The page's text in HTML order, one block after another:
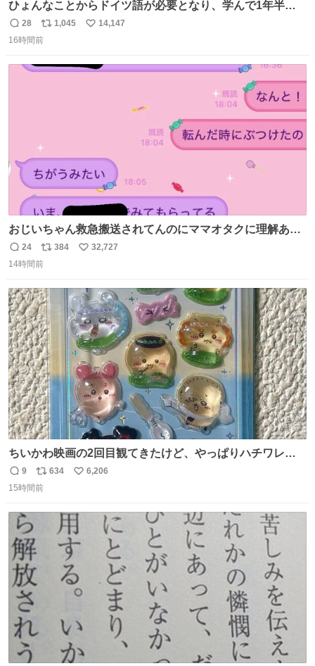
ひょんなことからドイツ語が必要となり、学んで1年半に
なる。 ちなみに最初の半年で『必携ドイツ文法総まとめ』
と『重要単語4000』を数十周して丸暗記した。読み書きに
Geminiの添削もエラーの指摘は激減し、上級の表現を教え
返
信
28
リ
ポ
ト
1,045
い
数
14,147
16時間前
おじいちゃん救急搬送されてんのにママオタクに理解あっ
て不謹慎だけどウケる
返
信
24
リ
ポ
ト
数
384
い
数
32,727
14時間前
ちいかわ映画の2回目観てきたけど、やっぱりハチワレの
「ハモりすごいよッ…」に対するちいかわの「エ゛ッ!?(い
まそんな場合じゃねぇだろお前よぉ)」が面白すぎる。
返
信
9
リ
ポ
数
634
い
数
6,206
15時間前